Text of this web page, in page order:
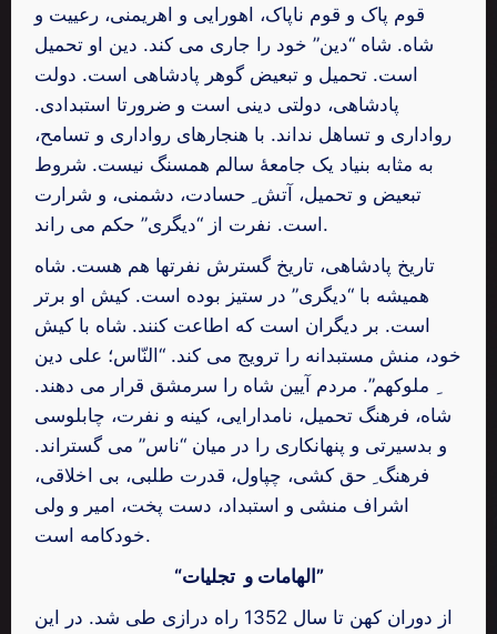
قوم پاک و قوم ناپاک، اهورایی و اهریمنی، رعییت و
شاه. شاه “دین” خود را جاری می کند. دین او تحمیل
است. تحمیل و تبعیض گوهر پادشاهی است. دولت
پادشاهی، دولتی دینی است و ضرورتا استبدادی.
رواداری و تساهل نداند. با هنجارهای رواداری و تسامح،
به مثابه بنیاد یک جامعۀ سالم همسنگ نیست. شروط
تبعیض و تحمیل، آتش ِ حسادت، دشمنی، و شرارت
است. نفرت از “دیگری” حکم می راند.
تاریخ پادشاهی، تاریخ گسترش نفرتها هم هست. شاه
همیشه با “دیگری” در ستیز بوده است. کیش او برتر
است. بر دیگران است که اطاعت کنند. شاه با کیش
خود، منش مستبدانه را ترویج می کند. “النّاس؛ علی دین
ِ ملوکهم”. مردم آیین شاه را سرمشق قرار می دهند.
شاه، فرهنگ تحمیل، نامدارایی، کینه و نفرت، چابلوسی
و بدسیرتی و پنهانکاری را در میان “ناس” می گستراند.
فرهنگ ِ حق کشی، چپاول، قدرت طلبی، بی اخلاقی،
اشراف منشی و استبداد، دست پخت، امیر و ولی
خودکامه است.
“الهامات و تجلیات”
از دوران کهن تا سال 1352 راه درازی طی شد. در این